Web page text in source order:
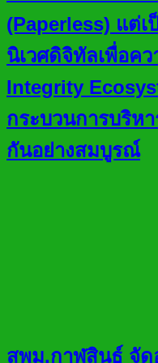
(Paperless) แต่
นิเวศดิจิทัลเพื่อค
Integrity
กระบวนการบริห
กันอย่างสมบูรณ์
สพม.กาฬสินธุ์ จัด